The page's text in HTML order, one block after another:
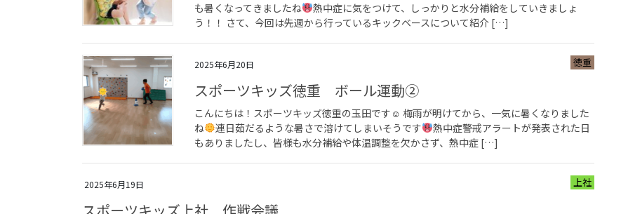
も暑くなってきましたね
熱中症に気をつけて、しっかりと水分補給をしていきましょ
う！！ さて、今回は先週から行っているキックベースについて紹介 […]
2025年6月20日 徳重
スポーツキッズ徳重 ボール運動②
こんにちは！スポーツキッズ徳重の玉田です☺ 梅雨が明けてから、一気に暑くなりました
ね
連日茹だるような暑さで溶けてしまいそうです
熱中症警戒アラートが発表された日
もありましたし、皆様も水分補給や体温調整を欠かさず、熱中症 […]
2025年6月19日 上社
スポーツキッズ上社 作戦会議